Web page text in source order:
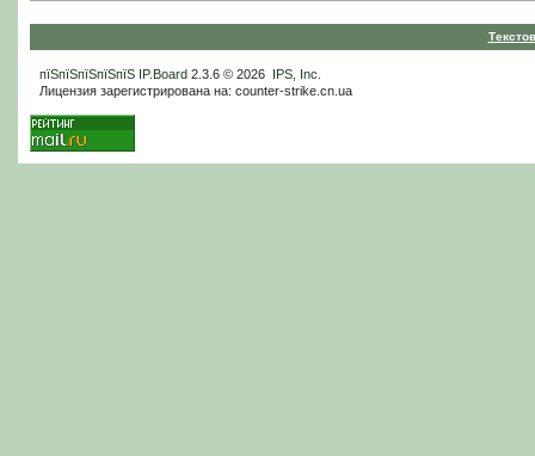
пїЅпїЅпїЅпїЅпїЅ IP.Board2.3.6 © 2026 IPS, Inc
Лицензия зарегистрирована на: counter-strike.cn.ua